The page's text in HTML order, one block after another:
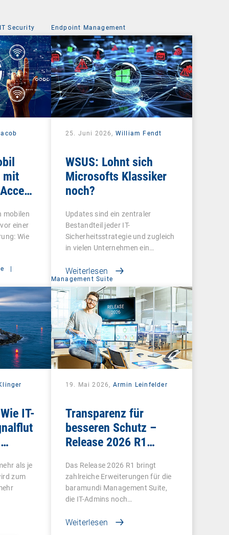
Security
mit
mobilen
einer
Wie
Endpoint Management
25. Juni 2026, William Fendt
WSUS: Lohnt sich
Microsofts Klassiker
noch?
Updates sind ein zentraler
Bestandteil jeder IT-
Sicherheitsstrategie und zugleich
in vielen Unternehmen ein…
Weiterlesen
|
IT-
als je
zum
Management Suite
19. Mai 2026, Armin Leinfelder
Transparenz für
besseren Schutz –
Release 2026 R1
Bereiche
Das Release 2026 R1 bringt
zahlreiche Erweiterungen für die
baramundi Management Suite,
die IT-Admins noch…
Weiterlesen